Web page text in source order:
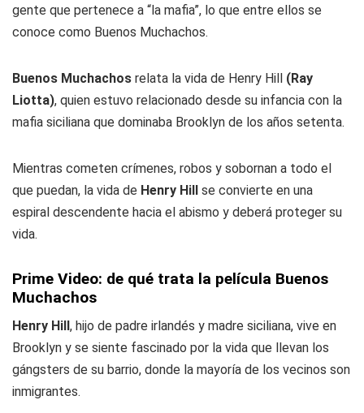
gente que pertenece a “la mafia”, lo que entre ellos se
conoce como Buenos Muchachos.
Buenos Muchachos relata la vida de Henry Hill (Ray
Liotta), quien estuvo relacionado desde su infancia con la
mafia siciliana que dominaba Brooklyn de los años setenta.
Mientras cometen crímenes, robos y sobornan a todo el
que puedan, la vida de Henry Hill se convierte en una
espiral descendente hacia el abismo y deberá proteger su
vida.
Prime Video: de qué trata la película Buenos
Muchachos
Henry Hill, hijo de padre irlandés y madre siciliana, vive en
Brooklyn y se siente fascinado por la vida que llevan los
gángsters de su barrio, donde la mayoría de los vecinos son
inmigrantes.